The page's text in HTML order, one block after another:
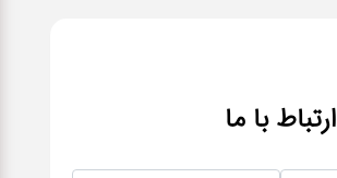
ارتباط با ما